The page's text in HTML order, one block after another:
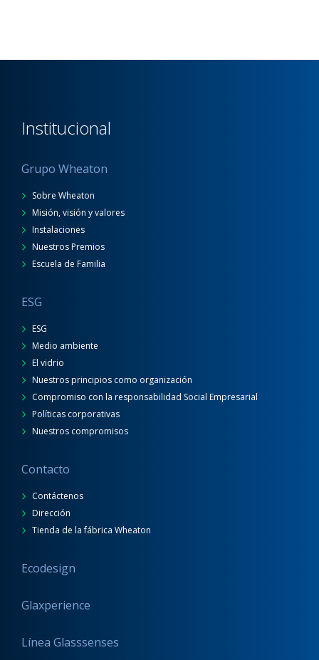
Institucional
Grupo Wheaton
Sobre Wheaton
Misión, visión y valores
Instalaciones
Nuestros Premios
Escuela de Familia
ESG
ESG
Medio ambiente
El vidrio
Nuestros principios como organización
Compromiso con la responsabilidad Social Empresarial
Políticas corporativas
Nuestros compromisos
Contacto
Contáctenos
Dirección
Tienda de la fábrica Wheaton
Ecodesign
Glaxperience
Línea Glasssenses